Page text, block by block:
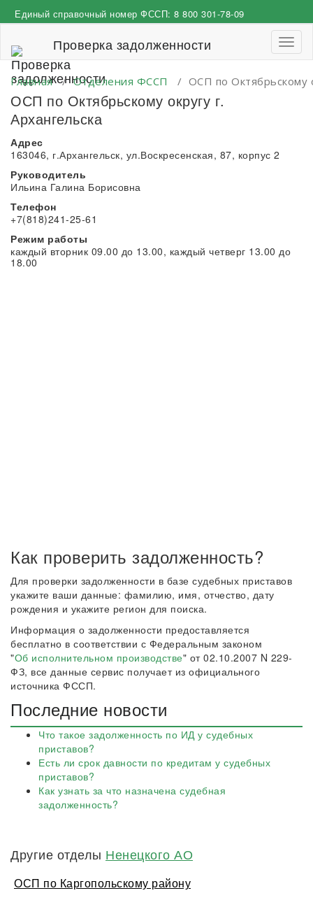
к
Единый справочный номер ФССП: 8 800 301-78-09
Проверка задолженности
Главная/Отделения ФССП / ОСП по Октябрьскому
ОСП по Октябрьскому округу г.
Архангельска
Адрес
163046, г.Архангельск, ул.Воскресенская, 87, корпус 2
Руководитель
Ильина Галина Борисовна
Телефон
+7(818)241-25-61
Режим работы
каждый вторник 09.00 до 13.00, каждый четверг 13.00 до
18.00
Как проверить задолженность?
Для проверки задолженности в базе судебных приставов
укажите ваши данные: фамилию, имя, отчество, дату
рождения и укажите регион для поиска.
Информация о задолженности предоставляется
бесплатно в соответствии с Федеральным законом
"Об исполнительном производстве" от 02.10.2007 N 229-
ФЗ, все данные сервис получает из официального
источника ФССП.
Последние новости
Что такое задолженность по ИД у судебных
приставов?
Есть ли срок давности по кредитам у судебных
приставов?
Как узнать за что назначена судебная
задолженность?
Другие отделы Ненецкого АО
ОСП по Каргопольскому району